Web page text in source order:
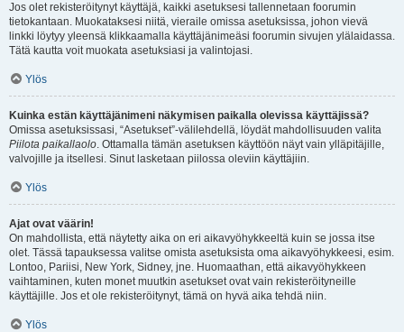
Jos olet rekisteröitynyt käyttäjä, kaikki asetuksesi tallennetaan foorumin
tietokantaan. Muokataksesi niitä, vieraile omissa asetuksissa, johon vievä
linkki löytyy yleensä klikkaamalla käyttäjänimeäsi foorumin sivujen ylälaidassa.
Tätä kautta voit muokata asetuksiasi ja valintojasi.
Ylös
Kuinka estän käyttäjänimeni näkymisen paikalla olevissa käyttäjissä?
Omissa asetuksissasi, “Asetukset”-välilehdellä, löydät mahdollisuuden valita
Piilota paikallaolo. Ottamalla tämän asetuksen käyttöön näyt vain ylläpitäjille,
valvojille ja itsellesi. Sinut lasketaan piilossa oleviin käyttäjiin.
Ylös
Ajat ovat väärin!
On mahdollista, että näytetty aika on eri aikavyöhykkeeltä kuin se jossa itse
olet. Tässä tapauksessa valitse omista asetuksista oma aikavyöhykkeesi, esim.
Lontoo, Pariisi, New York, Sidney, jne. Huomaathan, että aikavyöhykkeen
vaihtaminen, kuten monet muutkin asetukset ovat vain rekisteröityneille
käyttäjille. Jos et ole rekisteröitynyt, tämä on hyvä aika tehdä niin.
Ylös